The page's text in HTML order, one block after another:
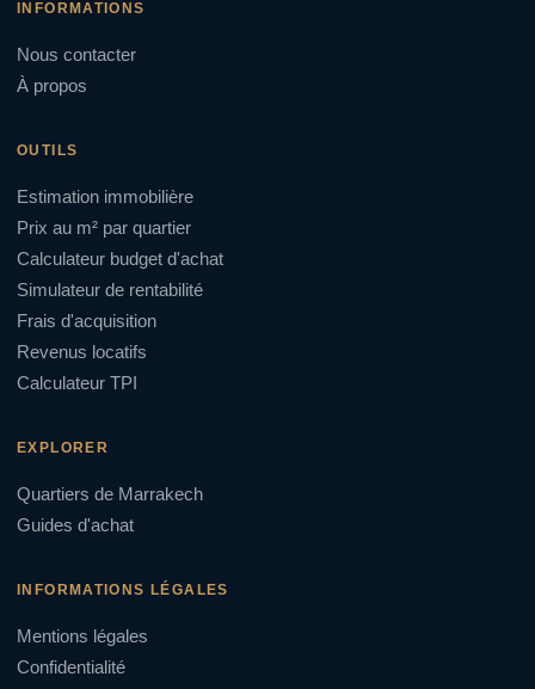
INFORMATIONS
Nous contacter
À propos
OUTILS
Estimation immobilière
Prix au m² par quartier
Calculateur budget d'achat
Simulateur de rentabilité
Frais d'acquisition
Revenus locatifs
Calculateur TPI
EXPLORER
Quartiers de Marrakech
Guides d'achat
INFORMATIONS LÉGALES
Mentions légales
Confidentialité